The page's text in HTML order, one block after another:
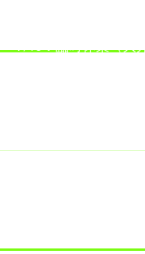
​7/19：臨時休業（大